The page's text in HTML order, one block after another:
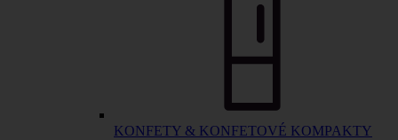
KONFETY & KONFETOVÉ KOMPAKTY